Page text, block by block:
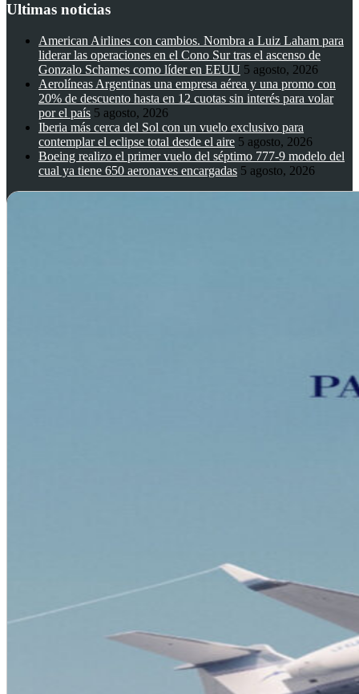
Ultimas noticias
American Airlines con cambios. Nombra a Luiz Laham para
liderar las operaciones en el Cono Sur tras el ascenso de
Gonzalo Schames como líder en EEUU 5 agosto, 2026
Aerolíneas Argentinas una empresa aérea y una promo con
20% de descuento hasta en 12 cuotas sin interés para volar
por el país 5 agosto, 2026
Iberia más cerca del Sol con un vuelo exclusivo para
contemplar el eclipse total desde el aire 5 agosto, 2026
Boeing realizo el primer vuelo del séptimo 777-9 modelo del
cual ya tiene 650 aeronaves encargadas 5 agosto, 2026